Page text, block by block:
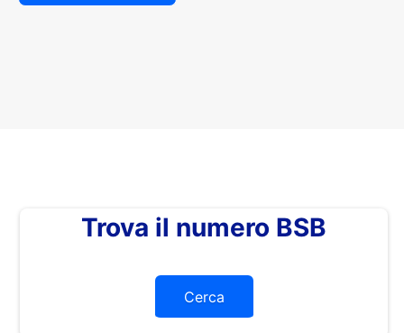
Trova il numero BSB
Cerca